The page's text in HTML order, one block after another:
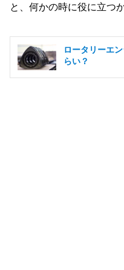
と、何かの時に役に立つ
ロータリーエ
らい？